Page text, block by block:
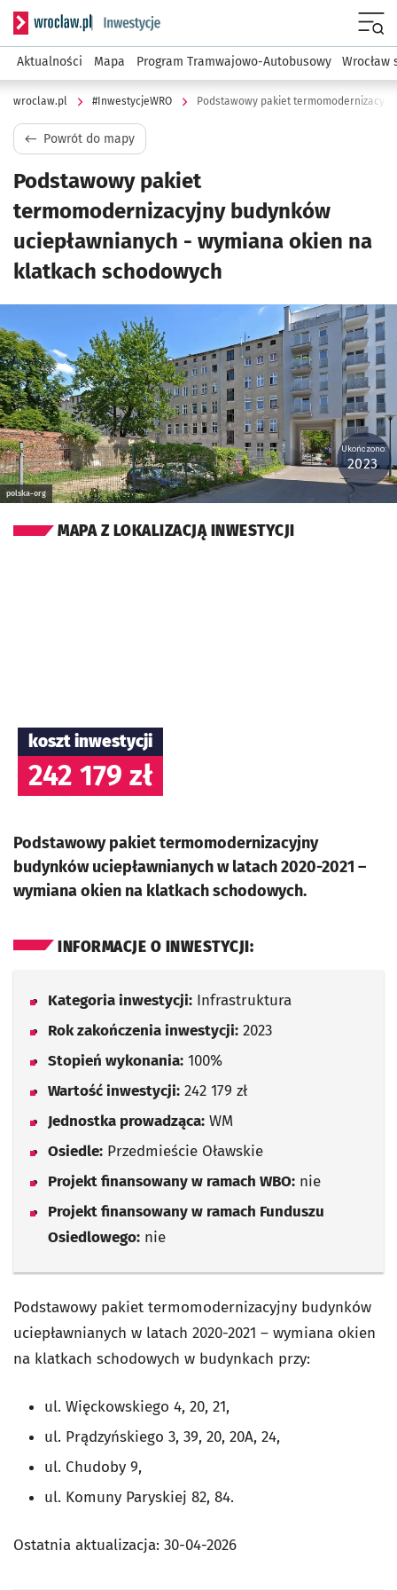
Serwis informacyjny wroclaw.pl podserwis:
Aktualności Mapa Program Tramwajowo-Autobusowy Wrocław
wroclaw.pl #InwestycjeWRO
Powrót do mapy
Podstawowy pakiet
termomodernizacyjny budynków
uciepławnianych - wymiana okien na
klatkach schodowych
Kliknij, aby powiększyć
polska-org
Ukończono:
2023
MAPA Z LOKALIZACJĄ INWESTYCJI
koszt inwestycji
242 179 zł
Podstawowy pakiet termomodernizacyjny
budynków uciepławnianych w latach 2020-2021 –
wymiana okien na klatkach schodowych.
INFORMACJE O INWESTYCJI:
Kategoria inwestycji: Infrastruktura
Rok zakończenia inwestycji: 2023
Stopień wykonania: 100%
Wartość inwestycji: 242 179 zł
Jednostka prowadząca: WM
Osiedle: Przedmieście Oławskie
Projekt finansowany w ramach WBO: nie
Projekt finansowany w ramach Funduszu
Osiedlowego: nie
Podstawowy pakiet termomodernizacyjny budynków
uciepławnianych w latach 2020-2021 – wymiana okien
na klatkach schodowych w budynkach przy:
ul. Więckowskiego 4, 20, 21,
ul. Prądzyńskiego 3, 39, 20, 20A, 24,
ul. Chudoby 9,
ul. Komuny Paryskiej 82, 84.
Ostatnia aktualizacja: 30-04-2026